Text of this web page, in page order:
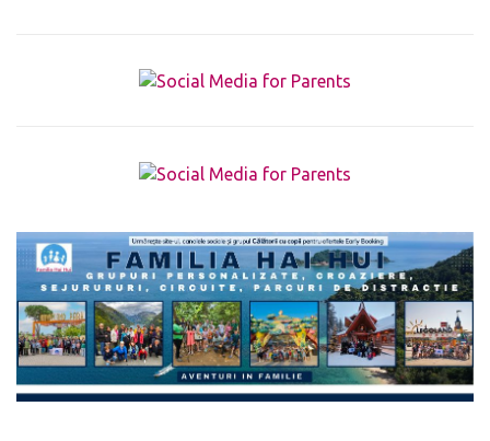
The form you have selected does not exist.